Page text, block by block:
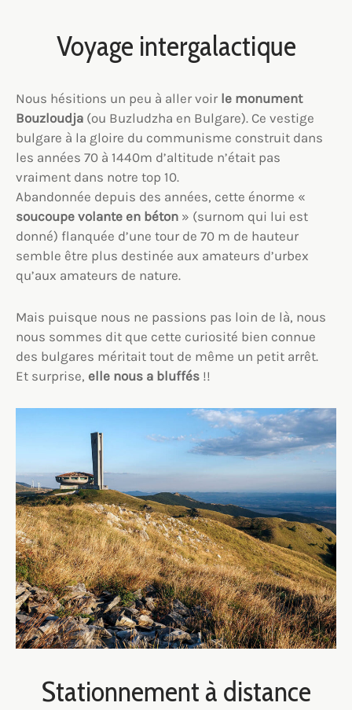
Voyage intergalactique
Nous hésitions un peu à aller voir le monument
Bouzloudja (ou Buzludzha en Bulgare). Ce vestige
bulgare à la gloire du communisme construit dans
les années 70 à 1440m d’altitude n’était pas
vraiment dans notre top 10.
Abandonnée depuis des années, cette énorme «
soucoupe volante en béton » (surnom qui lui est
donné) flanquée d’une tour de 70 m de hauteur
semble être plus destinée aux amateurs d’urbex
qu’aux amateurs de nature.
Mais puisque nous ne passions pas loin de là, nous
nous sommes dit que cette curiosité bien connue
des bulgares méritait tout de même un petit arrêt.
Et surprise, elle nous a bluffés !!
Stationnement à distance